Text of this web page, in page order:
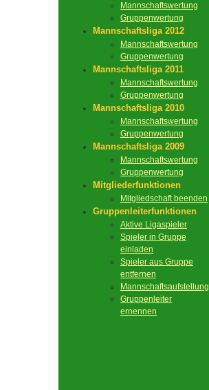
Mannschaftswertung
Gruppenwertung
Mannschaftsliga 2012
Mannschaftswertung
Gruppenwertung
Mannschaftsliga 2011
Mannschaftswertung
Gruppenwertung
Mannschaftsliga 2010
Mannschaftswertung
Gruppenwertung
Mannschaftsliga 2009
Mannschaftswertung
Gruppenwertung
Mitgliederfunktionen
Mitgliedschaft beenden
Gruppenleiterfunktionen
Aktive Ligaspieler
Spieler in Gruppe
einladen
Spieler aus Gruppe
entfernen
Mannschaftsaufstellung
Gruppenleiter
ernennen